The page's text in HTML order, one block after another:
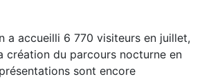
a accueilli 6 770 visiteurs en juillet,
création du parcours nocturne en
sont encore